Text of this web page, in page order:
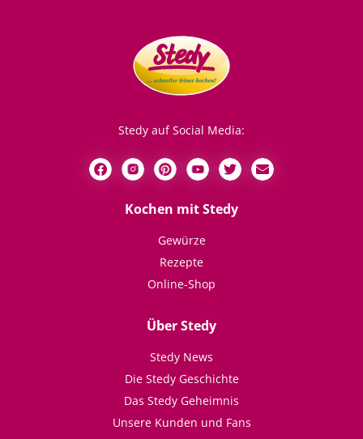
Stedy auf Social Media:
Kochen mit Stedy
Gewürze
Rezepte
Online-Shop
Über Stedy
Stedy News
Die Stedy Geschichte
Das Stedy Geheimnis
Unsere Kunden und Fans